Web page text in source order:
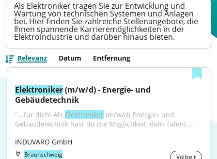
Als Elektroniker tragen Sie zur Entwicklung und
Wartung von technischen Systemen und Anlagen
bei. Hier finden Sie zahlreiche Stellenangebote, die
Ihnen spannende Karrieremöglichkeiten in der
Elektroindustrie und darüber hinaus bieten.
Relevanz Datum Entfernung
Elektroniker (m/w/d) - Energie- und
Gebäudetechnik
"...für dich! Als Elektroniker (m/w/d) Energie- und
Gebäudetechnik hast du die Möglichkeit, dein Talent..."
INDUVARO GmbH
Braunschweig Vollzeit